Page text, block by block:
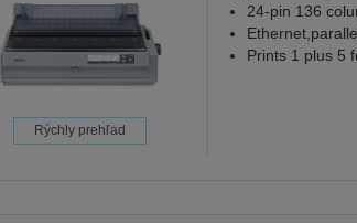
Rýchly prehľad
24-pin 136
Prints 1 plus 5